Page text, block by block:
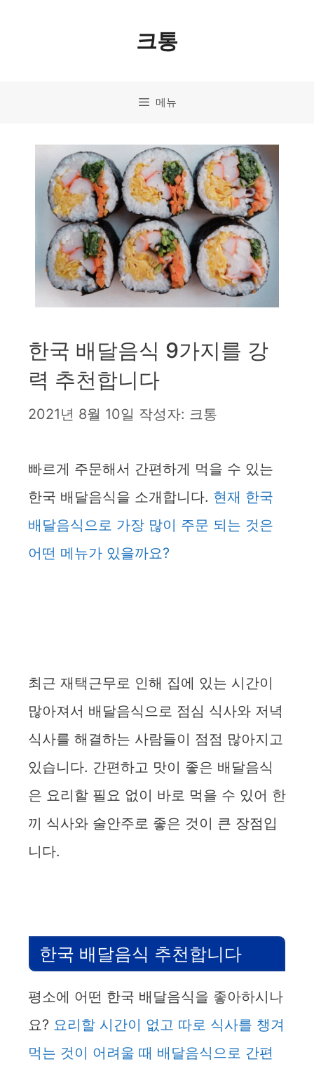
크통
메뉴
한국 배달음식 9가지를 강
력 추천합니다
2021년 8월 10일 작성자: 크통
빠르게 주문해서 간편하게 먹을 수 있는
한국 배달음식을 소개합니다. 현재 한국
배달음식으로 가장 많이 주문 되는 것은
어떤 메뉴가 있을까요?
최근 재택근무로 인해 집에 있는 시간이
많아져서 배달음식으로 점심 식사와 저녁
식사를 해결하는 사람들이 점점 많아지고
있습니다. 간편하고 맛이 좋은 배달음식
은 요리할 필요 없이 바로 먹을 수 있어 한
끼 식사와 술안주로 좋은 것이 큰 장점입
니다.
한국 배달음식 추천합니다
평소에 어떤 한국 배달음식을 좋아하시나
요? 요리할 시간이 없고 따로 식사를 챙겨
먹는 것이 어려울 때 배달음식으로 간편